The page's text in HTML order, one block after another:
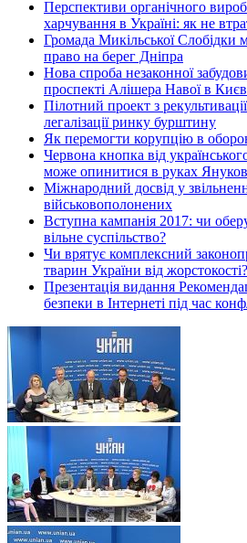
Перспективи органічного
харчування в Україні: як не
Громада Микільської Слобідки
право на берег Дніпра
Нова спроба незаконної
проспекті Алішера Навої в
Пілотний проект з
легалізації ринку бурштину
Як перемогти корупцію в
Червона кнопка від
може опинитися в руках
Міжнародний досвід у
військовополонених
Вступна кампанія 2017: чи
вільне суспільство?
Чи врятує комплексний
тварин України від жорстокості?
Презентація видання
безпеки в Інтернеті під час